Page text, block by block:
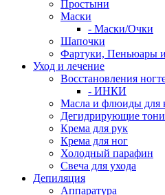
Простыни
Маски
- Маски/Очки
Шапочки
Фартуки, Пеньюары
Уход и лечение
Восстановления
- ИНКИ
Масла и флюиды для
Дегидрирующие
Крема для рук
Крема для ног
Холодный парафин
Свеча для ухода
Депиляция
Аппаратура